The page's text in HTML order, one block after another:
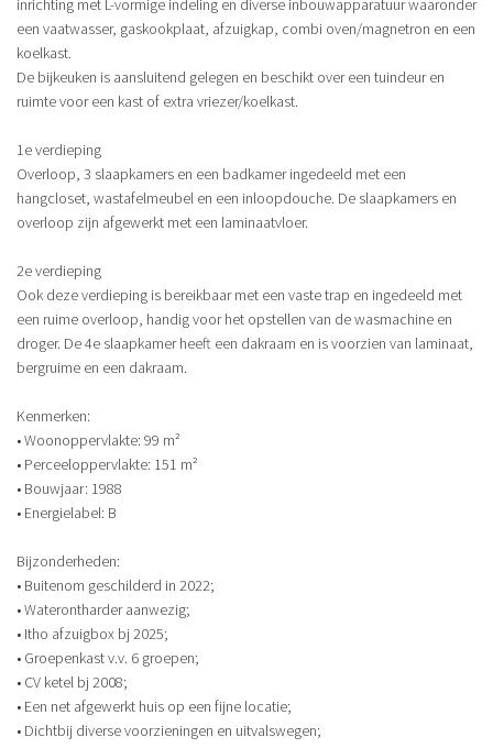
een vaatwasser, gaskookplaat, afzuigkap, combi oven/magnetron en een
koelkast.
De bijkeuken is aansluitend gelegen en beschikt over een tuindeur en
ruimte voor een kast of extra vriezer/koelkast.
1e verdieping
Overloop, 3 slaapkamers en een badkamer ingedeeld met een
hangcloset, wastafelmeubel en een inloopdouche. De slaapkamers en
overloop zijn afgewerkt met een laminaatvloer.
2e verdieping
Ook deze verdieping is bereikbaar met een vaste trap en ingedeeld met
een ruime overloop, handig voor het opstellen van de wasmachine en
droger. De 4e slaapkamer heeft een dakraam en is voorzien van laminaat,
bergruime en een dakraam.
Kenmerken:
• Woonoppervlakte: 99 m²
• Perceeloppervlakte: 151 m²
• Bouwjaar: 1988
• Energielabel: B
Bijzonderheden:
• Buitenom geschilderd in 2022;
• Waterontharder aanwezig;
• Itho afzuigbox bj 2025;
• Groepenkast v.v. 6 groepen;
• CV ketel bj 2008;
• Een net afgewerkt huis op een fijne locatie;
• Dichtbij diverse voorzieningen en uitvalswegen;